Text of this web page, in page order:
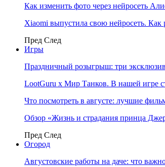
Как изменить фото через нейросеть
Xiaomi выпустила свою нейросеть. Как
Пред След
Игры
Праздничный розыгрыш: три
LootGuru x Мир Танков. В нашей игре
Что посмотреть в августе: лучшие
Обзор «Жизнь и страдания принца
Пред След
Огород
Августовские работы на даче: что